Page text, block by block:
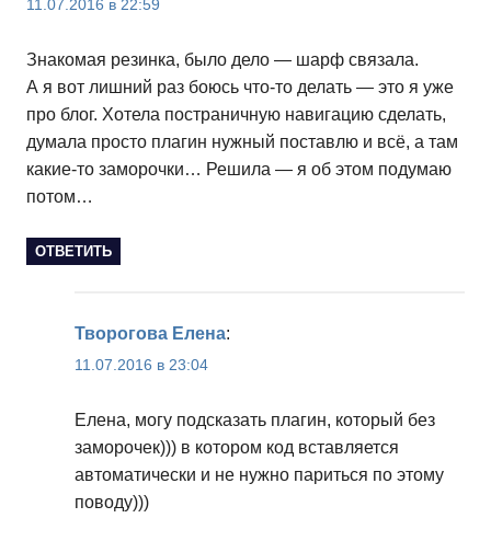
11.07.2016 в 22:59
Знакомая резинка, было дело — шарф связала.
А я вот лишний раз боюсь что-то делать — это я уже
про блог. Хотела постраничную навигацию сделать,
думала просто плагин нужный поставлю и всё, а там
какие-то заморочки… Решила — я об этом подумаю
потом…
ОТВЕТИТЬ
Творогова Елена:
11.07.2016 в 23:04
Елена, могу подсказать плагин, который без
заморочек))) в котором код вставляется
автоматически и не нужно париться по этому
поводу)))